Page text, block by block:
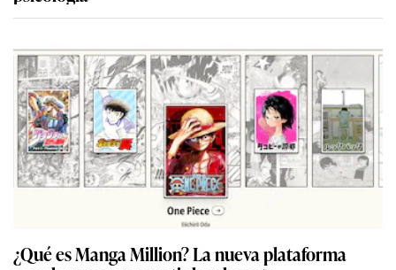
¿Qué es Manga Million? La nueva plataforma